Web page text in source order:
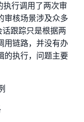
行调用了两次审
审核场景涉及众多
话跟踪只是根据两
用链路，并没有办
的执行，问题主要